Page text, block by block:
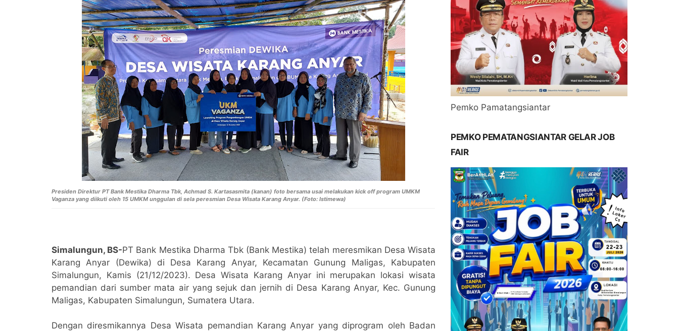
Presiden Direktur PT Bank Mestika Dharma Tbk, Achmad S. Kartasasmita (kanan) foto bersama usai melakukan kick off program UMKM
Vaganza yang diikuti oleh 15 UMKM unggulan di sela peresmian Desa Wisata Karang Anyar. (Foto: Istimewa)
Simalungun, BS-PT Bank Mestika Dharma Tbk (Bank Mestika) telah meresmikan Desa Wisata
Karang Anyar (Dewika) di Desa Karang Anyar, Kecamatan Gunung Maligas, Kabupaten
Simalungun, Kamis (21/12/2023). Desa Wisata Karang Anyar ini merupakan lokasi wisata
pemandian dari sumber mata air yang sejuk dan jernih di Desa Karang Anyar, Kec. Gunung
Maligas, Kabupaten Simalungun, Sumatera Utara.
Dengan diresmikannya Desa Wisata pemandian Karang Anyar yang diprogram oleh Badan
Pemko Pamatangsiantar
PEMKO PEMATANGSIANTAR GELAR JOB
FAIR